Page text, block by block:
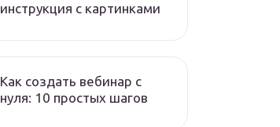
инструкция с картинками
Как создать вебинар с
нуля: 10 простых шагов